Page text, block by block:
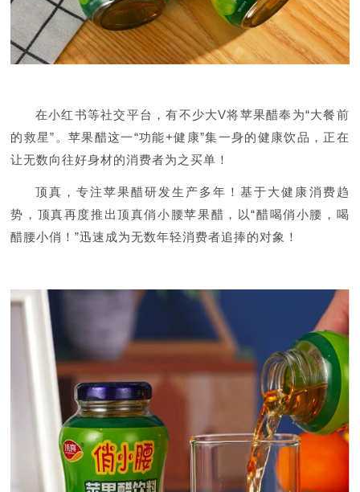
在小红书等社交平台，有不少大V将苹果醋奉为“大餐前
的救星”。苹果醋这一“功能+健康”集一身的健康饮品，正在
让无数向往好身材的消费者为之买单！
顶真，专注苹果醋研发生产多年！基于大健康消费趋
势，顶真再度推出顶真俏小腰苹果醋，以“醋喝俏小腰，喝
醋腰小俏！”迅速成为无数年轻消费者追捧的对象！